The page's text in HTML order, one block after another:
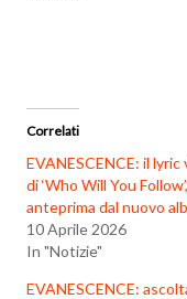
Correlati
EVANESCENCE: il lyric
di ‘Who Will You
anteprima dal nuovo
10 Aprile 2026
In "Notizie"
EVANESCENCE: